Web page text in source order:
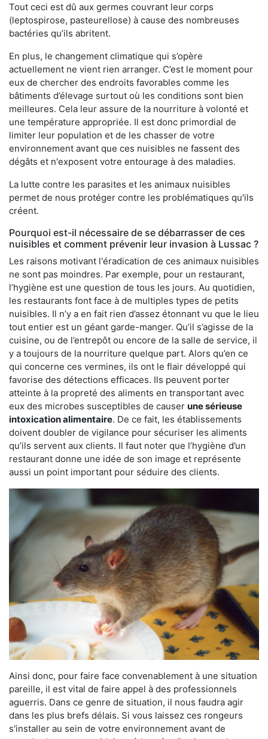
Tout ceci est dû aux germes couvrant leur corps
(leptospirose, pasteurellose) à cause des nombreuses
bactéries qu’ils abritent.
En plus, le changement climatique qui s’opère
actuellement ne vient rien arranger. C’est le moment pour
eux de chercher des endroits favorables comme les
bâtiments d’élevage surtout où les conditions sont bien
meilleures. Cela leur assure de la nourriture à volonté et
une température appropriée. Il est donc primordial de
limiter leur population et de les chasser de votre
environnement avant que ces nuisibles ne fassent des
dégâts et n'exposent votre entourage à des maladies.
La lutte contre les parasites et les animaux nuisibles
permet de nous protéger contre les problématiques qu'ils
créent.
Pourquoi est-il nécessaire de se débarrasser de ces
nuisibles et comment prévenir leur invasion à Lussac ?
Les raisons motivant l'éradication de ces animaux nuisibles
ne sont pas moindres. Par exemple, pour un restaurant,
l’hygiène est une question de tous les jours. Au quotidien,
les restaurants font face à de multiples types de petits
nuisibles. Il n’y a en fait rien d’assez étonnant vu que le lieu
tout entier est un géant garde-manger. Qu’il s’agisse de la
cuisine, ou de l’entrepôt ou encore de la salle de service, il
y a toujours de la nourriture quelque part. Alors qu’en ce
qui concerne ces vermines, ils ont le flair développé qui
favorise des détections efficaces. Ils peuvent porter
atteinte à la propreté des aliments en transportant avec
eux des microbes susceptibles de causer une sérieuse
intoxication alimentaire. De ce fait, les établissements
doivent doubler de vigilance pour sécuriser les aliments
qu’ils servent aux clients. Il faut noter que l’hygiène d’un
restaurant donne une idée de son image et représente
aussi un point important pour séduire des clients.
Ainsi donc, pour faire face convenablement à une situation
pareille, il est vital de faire appel à des professionnels
aguerris. Dans ce genre de situation, il nous faudra agir
dans les plus brefs délais. Si vous laissez ces rongeurs
s'installer au sein de votre environnement avant de